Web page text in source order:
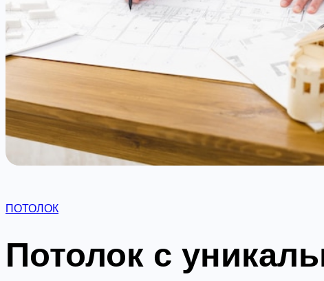
ПОТОЛОК
Потолок с